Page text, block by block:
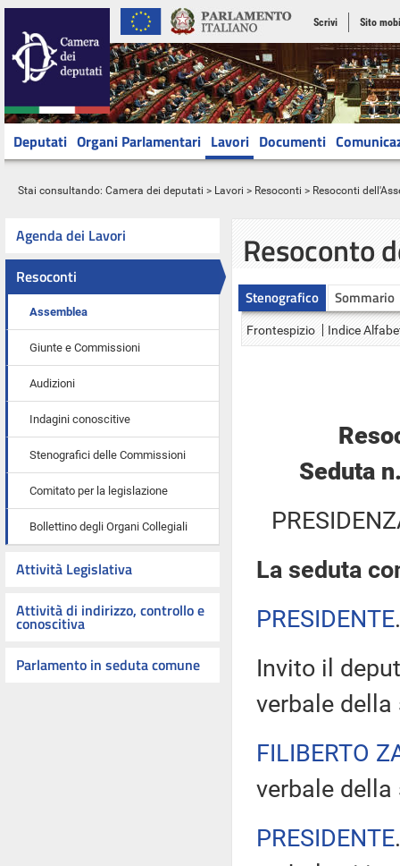
Scrivi Sito
Deputati Organi Parlamentari Lavori Documenti
Stai consultando: Camera dei deputati > Lavori > Resoconti > Resoconti
Agenda dei Lavori
Resoconti
Assemblea
Giunte e Commissioni
Audizioni
Indagini conoscitive
Stenografici delle Commissioni
Comitato per la legislazione
Bollettino degli Organi Collegiali
Attività Legislativa
Attività di indirizzo, controllo e
conoscitiva
Parlamento in seduta comune
Resoconto
Stenografico Sommario
Frontespizio Indice
Seduta
La seduta
PRESIDENTE
Invito il
verbale della
FILIBERTO
verbale
PRESIDENTE